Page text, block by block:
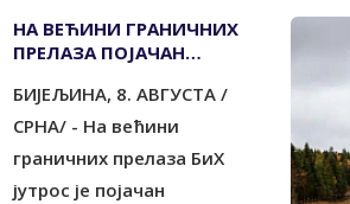
НА ВЕЋИНИ ГРАНИЧНИХ
ПРЕЛАЗА ПОЈАЧАН
БИЈЕЉИНА, 8. АВГУСТА /
СРНА/ - На већини
граничних прелаза БиХ
јутрос је појачан